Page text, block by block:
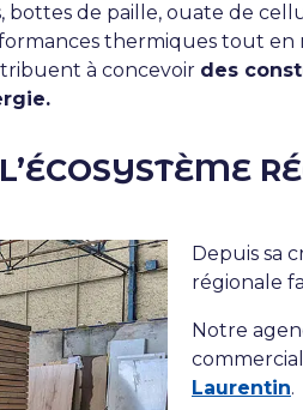
bottes de paille, ouate de
thermiques tout en
à concevoir des
Depuis sa
régionale
Notre
Laurentin.